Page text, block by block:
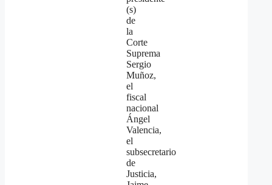
(s)
de
la
Corte
Suprema
Sergio
Muñoz,
el
fiscal
nacional
Ángel
Valencia,
el
subsecretario
de
Justicia,